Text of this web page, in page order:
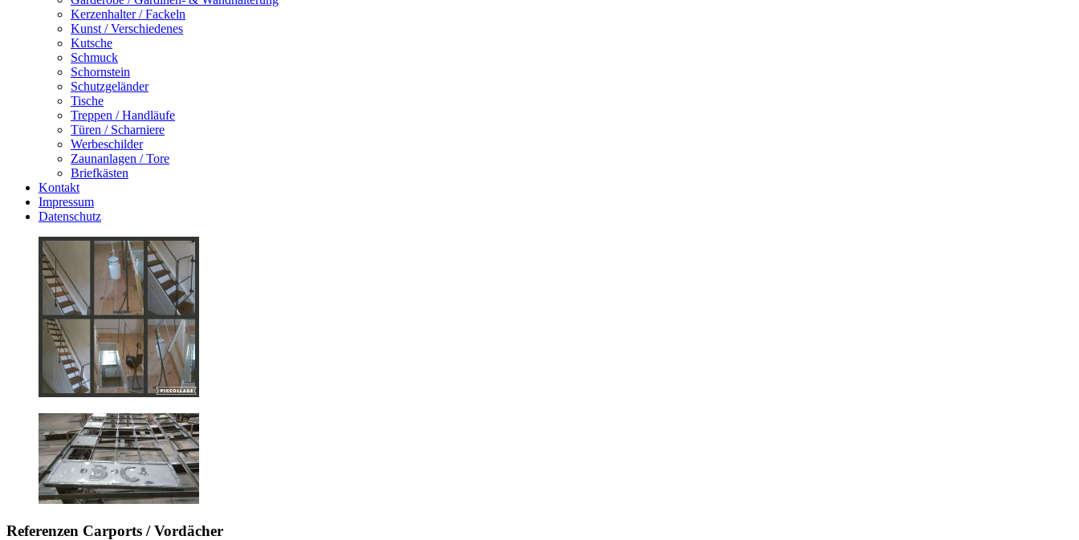
Kerzenhalter / Fackeln
Kunst / Verschiedenes
Kutsche
Schmuck
Schornstein
Schutzgeländer
Tische
Treppen / Handläufe
Türen / Scharniere
Werbeschilder
Zaunanlagen / Tore
Briefkästen
Kontakt
Impressum
Datenschutz
Referenzen Carports / Vordächer